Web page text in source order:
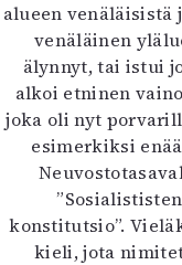
alueen
venäläinen
älynnyt, tai istui
alkoi etninen
joka oli nyt
esimerkiksi
konstitutsio”.
kieli, jota